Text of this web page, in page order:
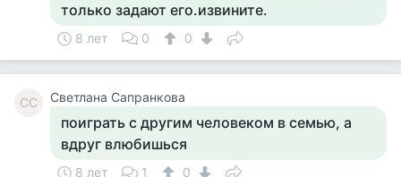
только задают его.извините.
8 лет 0 0
СС Светлана Сапранкова
поиграть с другим человеком в семью, а
вдруг влюбишься
8 лет 1 0